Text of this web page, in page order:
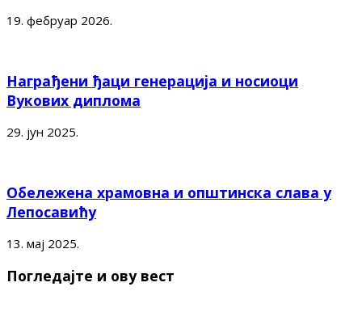
19. фебруар 2026.
Награђени ђаци генерација и носиоци
Вукових диплома
29. јун 2025.
Обележена храмовна и општинска слава у
Лепосавићу
13. мај 2025.
Погледајте и ову вест